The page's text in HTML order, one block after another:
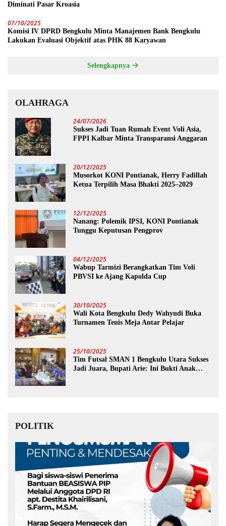
Diminati Pasar Kroasia
07/10/2025
Komisi IV DPRD Bengkulu Minta Manajemen Bank Bengkulu
Lakukan Evaluasi Objektif atas PHK 88 Karyawan
Selengkapnya
OLAHRAGA
24/07/2026
Sukses Jadi Tuan Rumah Event Voli Asia,
FPPI Kalbar Minta Transparansi Anggaran
20/12/2025
Musorkot KONI Pontianak, Herry Fadillah
Ketua Terpilih Masa Bhakti 2025–2029
12/12/2025
Nanang: Polemik IPSI, KONI Pontianak
Tunggu Keputusan Pengprov
04/12/2025
Wabup Tarmizi Berangkatkan Tim Voli
PBVSI ke Ajang Kapolda Cup
30/10/2025
Wali Kota Bengkulu Dedy Wahyudi Buka
Turnamen Tenis Meja Antar Pelajar
25/10/2025
Tim Futsal SMAN 1 Bengkulu Utara Sukses
Jadi Juara, Bupati Arie: Ini Bukti Anak
POLITIK